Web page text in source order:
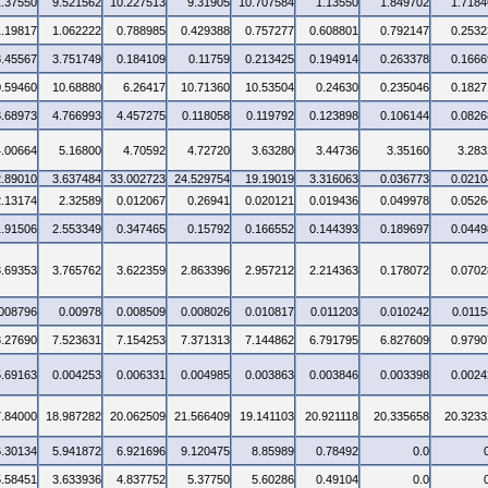
1.062222 0.788985 0.429388 0.757277 0.608801 0.792147
3.751749 0.184109 0.11759 0.213425 0.194914 0.263378
10.68880 6.26417 10.71360 10.53504 0.24630 0.235046
4.766993 4.457275 0.118058 0.119792 0.123898 0.106144
5.16800 4.70592 4.72720 3.63280 3.44736 3.35160
3.637484 33.002723 24.529754 19.19019 3.316063 0.036773
2.32589 0.012067 0.26941 0.020121 0.019436 0.049978
2.553349 0.347465 0.15792 0.166552 0.144393 0.189697
3.765762 3.622359 2.863396 2.957212 2.214363 0.178072
0.00978 0.008509 0.008026 0.010817 0.011203 0.010242
7.523631 7.154253 7.371313 7.144862 6.791795 6.827609
0.004253 0.006331 0.004985 0.003863 0.003846 0.003398
18.987282 20.062509 21.566409 19.141103 20.921118 20.335658
5.941872 6.921696 9.120475 8.85989 0.78492 0.0
3.633936 4.837752 5.37750 5.60286 0.49104 0.0